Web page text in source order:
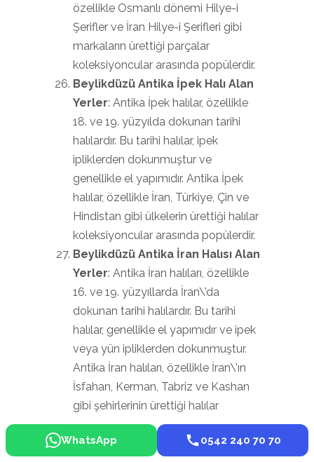
özellikle Osmanlı dönemi Hilye-i
Şerifler ve İran Hilye-i Şerifleri gibi
markaların ürettiği parçalar
koleksiyoncular arasında popülerdir.
Beylikdüzü Antika İpek Halı Alan
Yerler: Antika İpek halılar, özellikle
18. ve 19. yüzyılda dokunan tarihi
halılardır. Bu tarihi halılar, ipek
ipliklerden dokunmuştur ve
genellikle el yapımıdır. Antika İpek
halılar, özellikle İran, Türkiye, Çin ve
Hindistan gibi ülkelerin ürettiği halılar
koleksiyoncular arasında popülerdir.
Beylikdüzü Antika İran Halısı Alan
Yerler: Antika İran halıları, özellikle
16. ve 19. yüzyıllarda İran\’da
dokunan tarihi halılardır. Bu tarihi
halılar, genellikle el yapımıdır ve ipek
veya yün ipliklerden dokunmuştur.
Antika İran halıları, özellikle İran\’ın
İsfahan, Kerman, Tabriz ve Kashan
gibi şehirlerinin ürettiği halılar
koleksiyoncular arasında popülerdir.
Beylikdüzü Antika Kalem Alan
WhatsApp 0542 240 70 70